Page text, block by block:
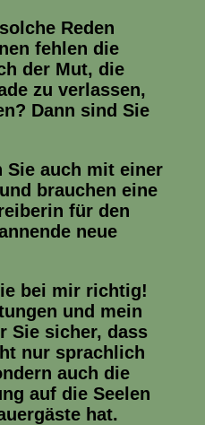
Reden
fehlen die
der Mut, die
zu verlassen,
Dann sind Sie
Sie auch mit einer
brauchen eine
für den
neue
bei mir richtig!
und mein
Sie sicher, dass
nur sprachlich
auch die
auf die Seelen
hat.